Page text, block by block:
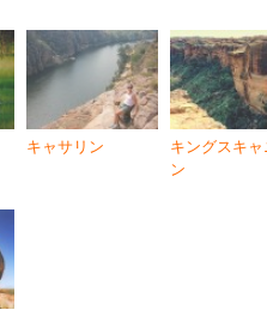
キャサリン
キングスキャ
ン